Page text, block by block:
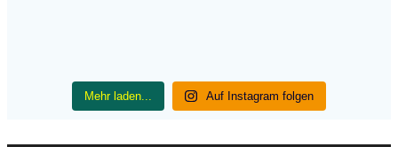
Mehr laden... Auf Instagram folgen